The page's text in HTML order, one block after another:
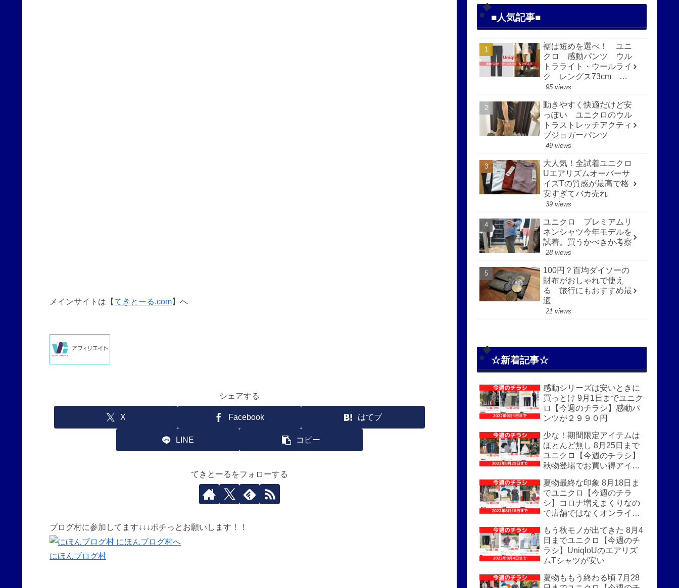
メインサイトは【てきとーる.com】へ
シェアする
X Facebook はてブ
LINE コピー
てきとーるをフォローする
ブログ村に参加してます↓↓↓ポチっとお願いします！！
にほんブログ村
■人気記事■
裾は短めを選べ！ ユニ
クロ 感動パンツ ウル
トラライト・ウールライ
ク レングス73cm 快
適で見た目もすっきり
95 views
動きやすく快適だけど安
っぽい ユニクロのウル
トラストレッチアクティ
ブジョガーパンツ
49 views
大人気！全試着ユニクロ
Uエアリズムオーバーサ
イズTの質感が最高で格
安すぎてバカ売れ
39 views
ユニクロ プレミアムリ
ネンシャツ今年モデルを
試着。買うかべきか考察
28 views
100円？百均ダイソーの
財布がおしゃれで使え
る 旅行にもおすすめ最
適
21 views
☆新着記事☆
感動シリーズは安いときに
買っとけ 9月1日までユニク
ロ【今週のチラシ】感動パ
ンツが２９９０円
少な！期間限定アイテムは
ほとんど無し 8月25日まで
ユニクロ【今週のチラシ】
秋物登場でお買い得アイテ
夏物最終な印象 8月18日ま
でユニクロ【今週のチラ
シ】コロナ増えまくりなの
で店舗ではなくオンライン
もう秋モノが出てきた 8月4
日までユニクロ【今週のチ
ラシ】UniqloUのエアリズ
ムTシャツが安い
夏物ももう終わる頃 7月28